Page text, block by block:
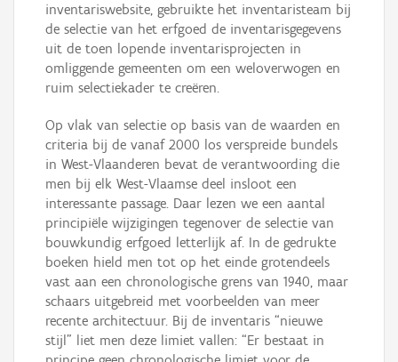
inventariswebsite, gebruikte het inventaristeam bij
de selectie van het erfgoed de inventarisgegevens
uit de toen lopende inventarisprojecten in
omliggende gemeenten om een weloverwogen en
ruim selectiekader te creëren.
Op vlak van selectie op basis van de waarden en
criteria bij de vanaf 2000 los verspreide bundels
in West-Vlaanderen bevat de verantwoording die
men bij elk West-Vlaamse deel insloot een
interessante passage. Daar lezen we een aantal
principiële wijzigingen tegenover de selectie van
bouwkundig erfgoed letterlijk af. In de gedrukte
boeken hield men tot op het einde grotendeels
vast aan een chronologische grens van 1940, maar
schaars uitgebreid met voorbeelden van meer
recente architectuur. Bij de inventaris “nieuwe
stijl” liet men deze limiet vallen: “Er bestaat in